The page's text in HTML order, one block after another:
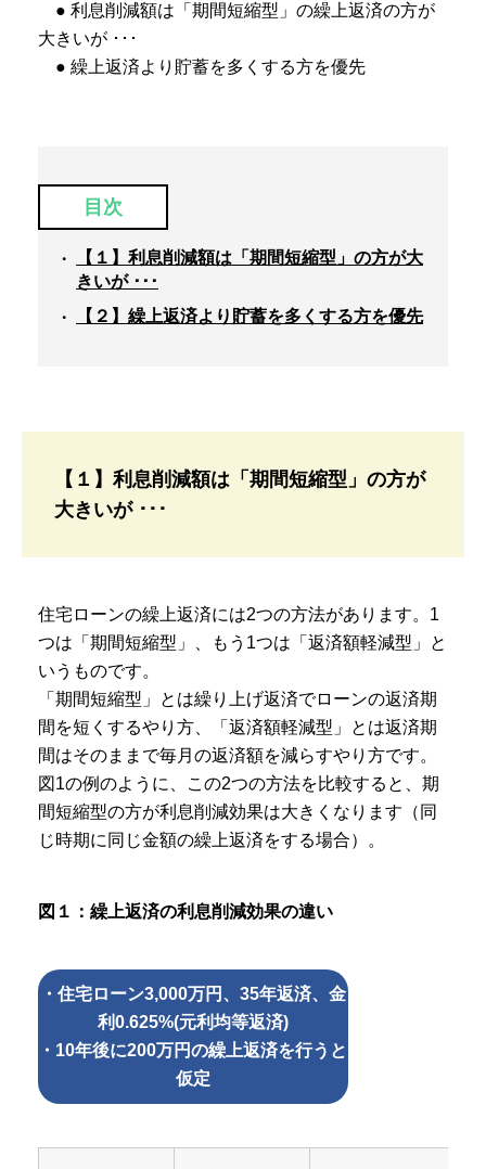
● 利息削減額は「期間短縮型」の繰上返済の方が
大きいが ･･･
● 繰上返済より貯蓄を多くする方を優先
目次
【１】利息削減額は「期間短縮型」の方が大
きいが ･･･
【２】繰上返済より貯蓄を多くする方を優先
【１】利息削減額は「期間短縮型」の方が
大きいが ･･･
住宅ローンの繰上返済には2つの方法があります。1
つは「期間短縮型」、もう1つは「返済額軽減型」と
いうものです。
「期間短縮型」とは繰り上げ返済でローンの返済期
間を短くするやり方、「返済額軽減型」とは返済期
間はそのままで毎月の返済額を減らすやり方です。
図1の例のように、この2つの方法を比較すると、期
間短縮型の方が利息削減効果は大きくなります（同
じ時期に同じ金額の繰上返済をする場合）。
図１：繰上返済の利息削減効果の違い
・住宅ローン3,000万円、35年返済、金
利0.625%(元利均等返済)
・10年後に200万円の繰上返済を行うと
仮定